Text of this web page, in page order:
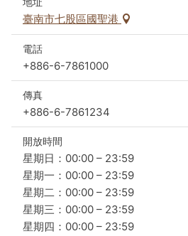
臺南市七股區國聖港
電話
+886-6-7861000
傳真
+886-6-7861234
開放時間
星期日：00:00 – 23:59
星期一：00:00 – 23:59
星期二：00:00 – 23:59
星期三：00:00 – 23:59
星期四：00:00 – 23:59